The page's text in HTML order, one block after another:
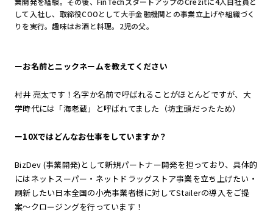
して入社し、取締役COOとして大手金融機関との事業立上げや組織づく
りを実行。趣味はお酒と料理。2児の父。
ーお名前とニックネームを教えてください
村井 亮太です！名字か名前で呼ばれることがほとんどですが、大
学時代には「海老蔵」と呼ばれてました（坊主頭だったため）
ー10Xではどんなお仕事をしていますか？
BizDev (事業開発)として新規パートナー開発を担っており、具体的
にはネットスーパー・ネットドラッグストア事業を立ち上げたい・
刷新したい日本全国の小売事業者様に対してStailerの導入をご提
案〜クロージングを行っています！